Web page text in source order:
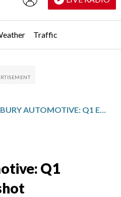
Traffic
ASBURY AUTOMOTIVE: Q1 EARNINGS SNAPSHOT
Q1